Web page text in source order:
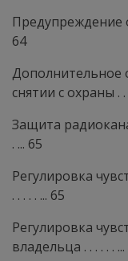
Предупреждение
64
Дополнительное
снятии с охраны . .
Защита
. ... 65
Регулировка
. . . . . ... 65
Регулировка
владельца . . . . . .